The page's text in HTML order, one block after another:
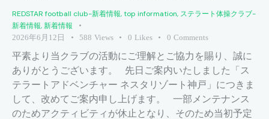
REDSTAR football club-新着情報,top information, ステラート体操クラブ-
新着情報,新着情報
2026年6月12日 588 Views 0 Likes 0 Comments
平素より当クラブの活動にご理解とご協力を賜り、誠に
ありがとうございます。 先日ご案内いたしました「ス
テラートアドベンチャー ネスタリゾート神戸」につきま
して、改めてご案内申し上げます。 一部メンテナンス
のためアクティビティが休止となり、そのため当初予定